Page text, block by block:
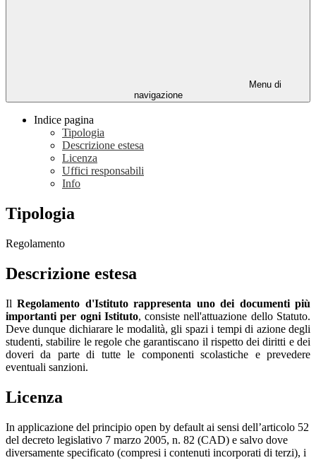
Menu di
navigazione
Indice pagina
Tipologia
Descrizione estesa
Licenza
Uffici responsabili
Info
Tipologia
Regolamento
Descrizione estesa
IlRegolamento d'Istituto rappresenta uno dei documenti più
importanti per ogni Istituto, consiste nell'attuazione dello Statuto.
Deve dunque dichiarare le modalità, gli spazi i tempi di azione degli
studenti, stabilire le regole che garantiscano il rispetto dei diritti e dei
doveri da parte di tutte le componenti scolastiche e prevedere
eventuali sanzioni.
Licenza
In applicazione del principio open by default ai sensi dell’articolo 52
del decreto legislativo 7 marzo 2005, n. 82 (CAD) e salvo dove
diversamente specificato (compresi i contenuti incorporati di terzi), i